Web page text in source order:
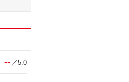
-- ／5.0